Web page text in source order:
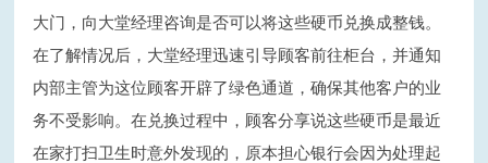
大门，向大堂经理咨询是否可以将这些硬币兑换成整钱。
在了解情况后，大堂经理迅速引导顾客前往柜台，并通知
内部主管为这位顾客开辟了绿色通道，确保其他客户的业
务不受影响。在兑换过程中，顾客分享说这些硬币是最近
在家打扫卫生时意外发现的，原本担心银行会因为处理起